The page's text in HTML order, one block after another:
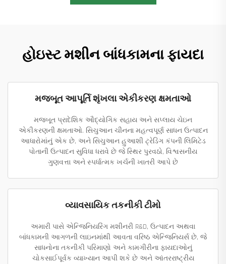
હોઇસ્ટ મશીન બાંધકામના ફાયદા
મજબૂત આપૂર્તિ શૃંખલા એકીકરણ ક્ષમતાઓ
મજબૂત પ્રાદેશિક ઔદ્યોગિક સહાય અને સપ્લાય ચેઇન
એકીકરણની ક્ષમતાઓ. સિચુઆન ચીનના મહત્વપૂર્ણ સાધન ઉત્પાદન
આધારોમાંનું એક છે, અને સિચુઆન હુઆશી ટ્રેડિંગ કંપની લિમિટેડ
પોતાની ઉત્પાદન સુવિધા ધરાવે છે જે સ્થિર પુરવઠો, વિશ્વસનીય
ગુણવત્તા અને સ્પર્ધાત્મક ખર્ચની ખાતરી આપે છે
વ્યાવસાયિક તકનીકી ટીમો
અમારી પાસે એન્જિનિયરિંગ મશીનરી R&D, ઉત્પાદન અથવા
બાંધકામની આગળની લાઇનમાંથી આવતા વરિષ્ઠ એન્જિનિયર્સ છે, જે
સાધનોના તકનીકી પરિમાણો અને કામગીરીના ફાયદાઓનું
ચોકસાઈપૂર્વક વ્યાખ્યાન આપી શકે છે અને આંતરરાષ્ટ્રીય